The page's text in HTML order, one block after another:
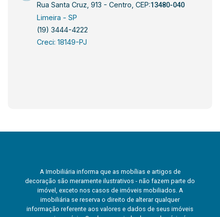
Rua Santa Cruz, 913 - Centro, CEP:13480-040
Limeira - SP
(19) 3444-4222
Creci: 18149-PJ
A Imobiliária informa que as mobílias e artigos de
decoração são meramente ilustrativos - não fazem parte do
imóvel, exceto nos casos de imóveis mobiliados. A
imobiliária se reserva o direito de alterar qualquer
informação referente aos valores e dados de seus imóveis